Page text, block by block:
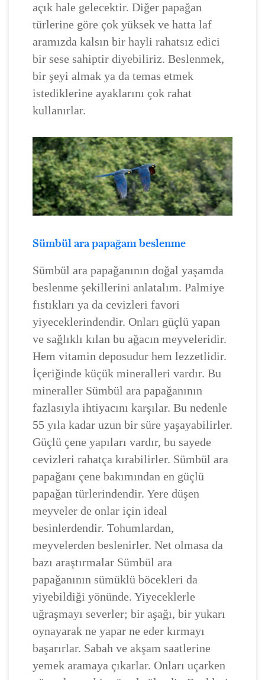
açık hale gelecektir. Diğer papağan
türlerine göre çok yüksek ve hatta laf
aramızda kalsın bir hayli rahatsız edici
bir sese sahiptir diyebiliriz. Beslenmek,
bir şeyi almak ya da temas etmek
istediklerine ayaklarını çok rahat
kullanırlar.
Sümbül ara papağanı beslenme
Sümbül ara papağanının doğal yaşamda
beslenme şekillerini anlatalım. Palmiye
fıstıkları ya da cevizleri favori
yiyeceklerindendir. Onları güçlü yapan
ve sağlıklı kılan bu ağacın meyveleridir.
Hem vitamin deposudur hem lezzetlidir.
İçeriğinde küçük mineralleri vardır. Bu
mineraller Sümbül ara papağanının
fazlasıyla ihtiyacını karşılar. Bu nedenle
55 yıla kadar uzun bir süre yaşayabilirler.
Güçlü çene yapıları vardır, bu sayede
cevizleri rahatça kırabilirler. Sümbül ara
papağanı çene bakımından en güçlü
papağan türlerindendir. Yere düşen
meyveler de onlar için ideal
besinlerdendir. Tohumlardan,
meyvelerden beslenirler. Net olmasa da
bazı araştırmalar Sümbül ara
papağanının sümüklü böcekleri da
yiyebildiği yönünde. Yiyeceklerle
uğraşmayı severler; bir aşağı, bir yukarı
oynayarak ne yapar ne eder kırmayı
başarırlar. Sabah ve akşam saatlerine
yemek aramaya çıkarlar. Onları uçarken